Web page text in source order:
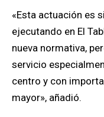
«Esta actuación es
ejecutando en El
nueva normativa,
servicio
centro y con
mayor», añadió.